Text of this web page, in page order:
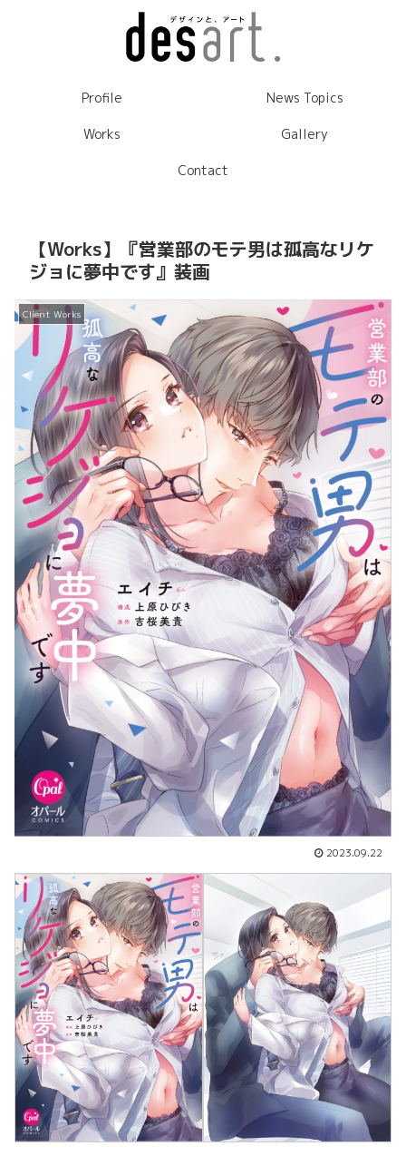
Profile News Topics
Works Gallery
Contact
【Works】『営業部のモテ男は孤高なリケ
ジョに夢中です』装画
Client Works
2023.09.22